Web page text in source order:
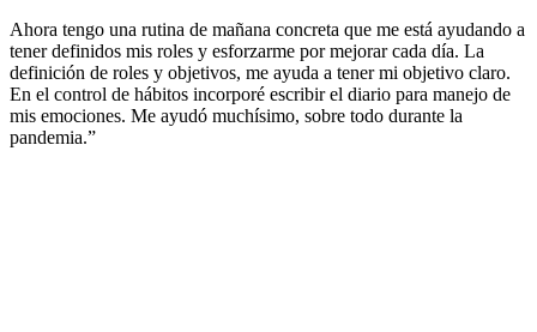
Ahora tengo una rutina de mañana concreta que me está ayudando a
tener definidos mis roles y esforzarme por mejorar cada día. La
definición de roles y objetivos, me ayuda a tener mi objetivo claro.
En el control de hábitos incorporé escribir el diario para manejo de
mis emociones. Me ayudó muchísimo, sobre todo durante la
pandemia.”